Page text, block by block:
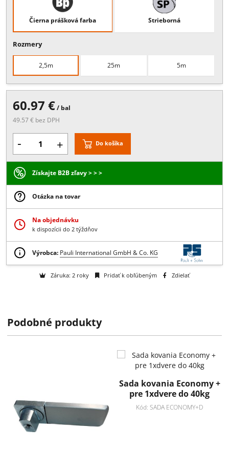
Povrchové úpravy
Čierna prášková farba Strieborná
Rozmery
2,5m
60.97 €/ bal
49.57 € bez DPH
- + Do košíka
Získajte B2B zľavy > > >
Pridať k obľúbeným Zdielať
Podobné produkty
Sada kovania Economy +
pre 1xdvere do 40kg
Kód: SADA ECONOMY+D